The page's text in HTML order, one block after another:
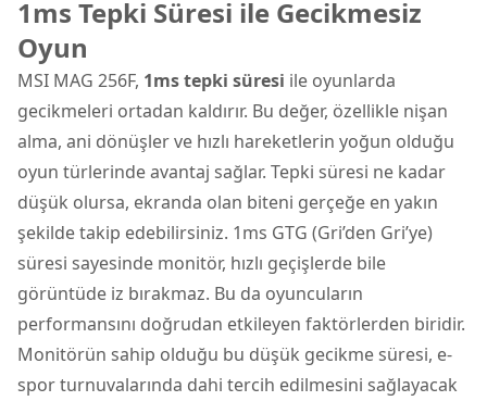
1ms Tepki Süresi ile Gecikmesiz
Oyun
MSI MAG 256F, 1ms tepki süresi ile oyunlarda
gecikmeleri ortadan kaldırır. Bu değer, özellikle nişan
alma, ani dönüşler ve hızlı hareketlerin yoğun olduğu
oyun türlerinde avantaj sağlar. Tepki süresi ne kadar
düşük olursa, ekranda olan biteni gerçeğe en yakın
şekilde takip edebilirsiniz. 1ms GTG (Gri’den Gri’ye)
süresi sayesinde monitör, hızlı geçişlerde bile
görüntüde iz bırakmaz. Bu da oyuncuların
performansını doğrudan etkileyen faktörlerden biridir.
Monitörün sahip olduğu bu düşük gecikme süresi, e-
spor turnuvalarında dahi tercih edilmesini sağlayacak